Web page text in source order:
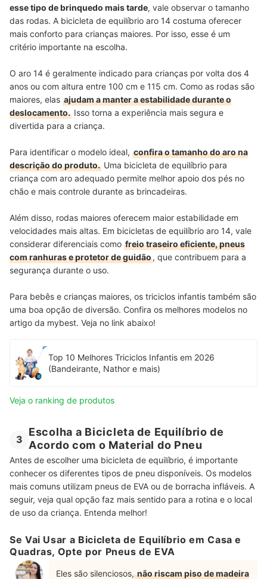
esse tipo de brinquedo mais tarde, vale observar o tamanho
das rodas. A bicicleta de equilíbrio aro 14 costuma oferecer
mais conforto para crianças maiores. Por isso, esse é um
critério importante na escolha.
O aro 14 é geralmente indicado para crianças por volta dos 4
anos ou com altura entre 100 cm e 115 cm. Como as rodas são
maiores, elas ajudam a manter a estabilidade durante o
deslocamento. Isso torna a experiência mais segura e
divertida para a criança.
Para identificar o modelo ideal, confira o tamanho do aro na
descrição do produto. Uma bicicleta de equilíbrio para
criança com aro adequado permite melhor apoio dos pés no
chão e mais controle durante as brincadeiras.
Além disso, rodas maiores oferecem maior estabilidade em
velocidades mais altas. Em bicicletas de equilíbrio aro 14, vale
considerar diferenciais como freio traseiro eficiente, pneus
com ranhuras e protetor de guidão, que contribuem para a
segurança durante o uso.
Para bebês e crianças maiores, os triciclos infantis também são
uma boa opção de diversão. Confira os melhores modelos no
artigo da mybest. Veja no link abaixo!
Top 10 Melhores Triciclos Infantis em 2026
(Bandeirante, Nathor e mais)
Veja o ranking de produtos
3
Escolha a Bicicleta de Equilíbrio de
Acordo com o Material do Pneu
Antes de escolher uma bicicleta de equilíbrio, é importante
conhecer os diferentes tipos de pneu disponíveis. Os modelos
mais comuns utilizam pneus de EVA ou de borracha infláveis. A
seguir, veja qual opção faz mais sentido para a rotina e o local
de uso da criança. Entenda melhor!
Se Vai Usar a Bicicleta de Equilíbrio em Casa e
Quadras, Opte por Pneus de EVA
Eles são silenciosos,não riscam piso de madeira